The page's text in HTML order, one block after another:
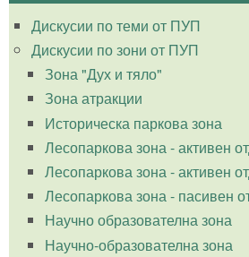
Дискусии по теми от ПУП
Дискусии по зони от ПУП
Зона "Дух и тяло"
Зона атракции
Историческа паркова зона
Лесопаркова зона - активен
Лесопаркова зона - активен
Лесопаркова зона - пасивен
Научно образователна зона
Научно-образователна зона